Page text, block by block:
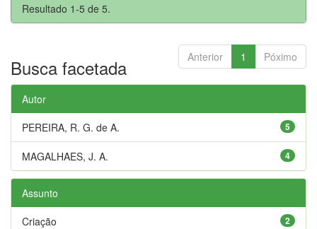
Resultado 1-5 de 5.
Anterior 1 Póximo
Busca facetada
Autor
5
PEREIRA, R. G. de A.
4
MAGALHAES, J. A.
Assunto
2
Criação